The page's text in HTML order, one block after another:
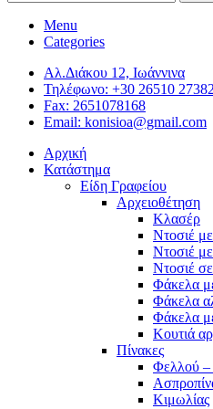
Menu
Categories
Αλ.Διάκου 12, Ιωάννινα
Τηλέφωνο: +30 26510 27382
Fax: 2651078168
Email: konisioa@gmail.com
Αρχική
Κατάστημα
Είδη Γραφείου
Αρχειοθέτηση
Κλασέρ
Ντοσιέ
Ντοσιέ με
Ντοσιέ
Φάκελα
Φάκελα
Φάκελα
Κουτιά
Πίνακες
Φελλού –
Κιμωλίας